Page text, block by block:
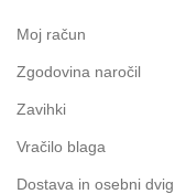
Moj račun
Zgodovina naročil
Zavihki
Vračilo blaga
Dostava in osebni dvig